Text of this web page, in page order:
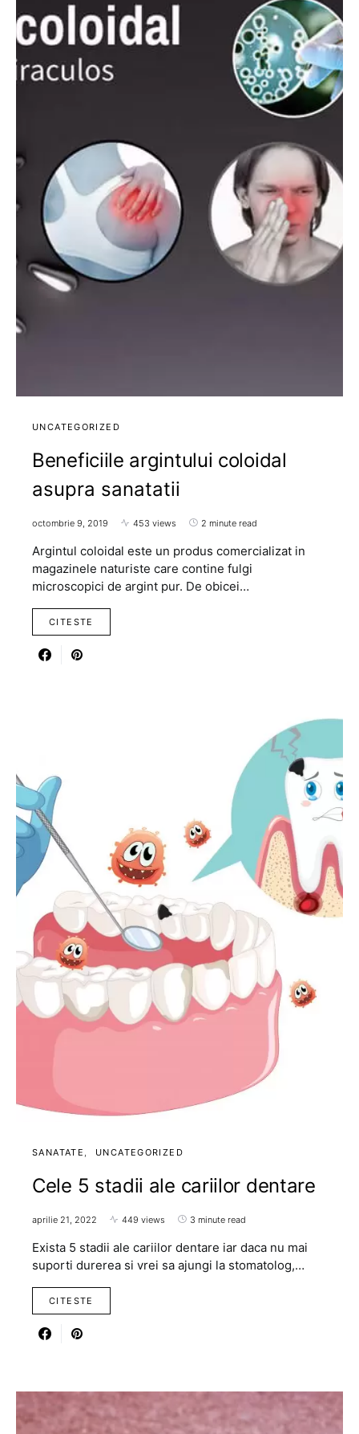
UNCATEGORIZED
Beneficiile argintului coloidal
asupra sanatatii
octombrie 9, 2019 453 views 2 minute read
Argintul coloidal este un produs comercializat in
magazinele naturiste care contine fulgi
microscopici de argint pur. De obicei…
CITESTE
SANATATE UNCATEGORIZED
Cele 5 stadii ale cariilor dentare
aprilie 21, 2022 449 views 3 minute read
Exista 5 stadii ale cariilor dentare iar daca nu mai
suporti durerea si vrei sa ajungi la stomatolog,…
CITESTE